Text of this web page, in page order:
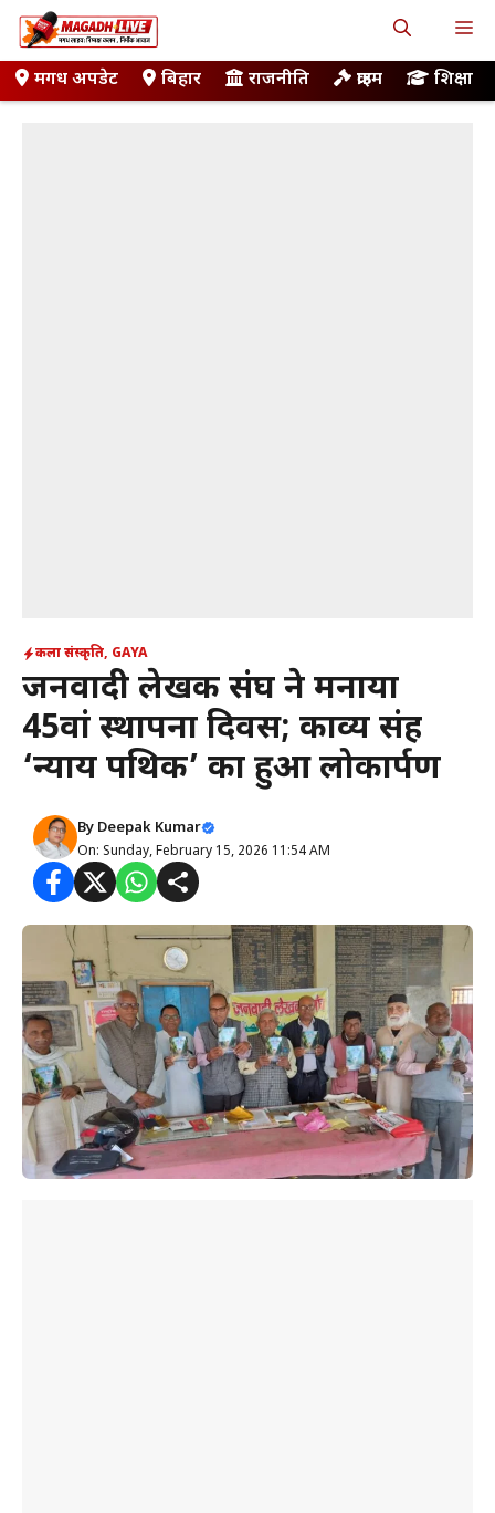
Skip
to
contentमगध अपडेट बिहार राजनीति क्राइम शिक्षा
कला संस्कृति, GAYA
जनवादी लेखक संघ ने मनाया
45वां स्थापना दिवस; काव्य संग्रह
‘न्याय पथिक’ का हुआ लोकार्पण
By Deepak Kumar
On: Sunday, February 15, 2026 11:54 AM